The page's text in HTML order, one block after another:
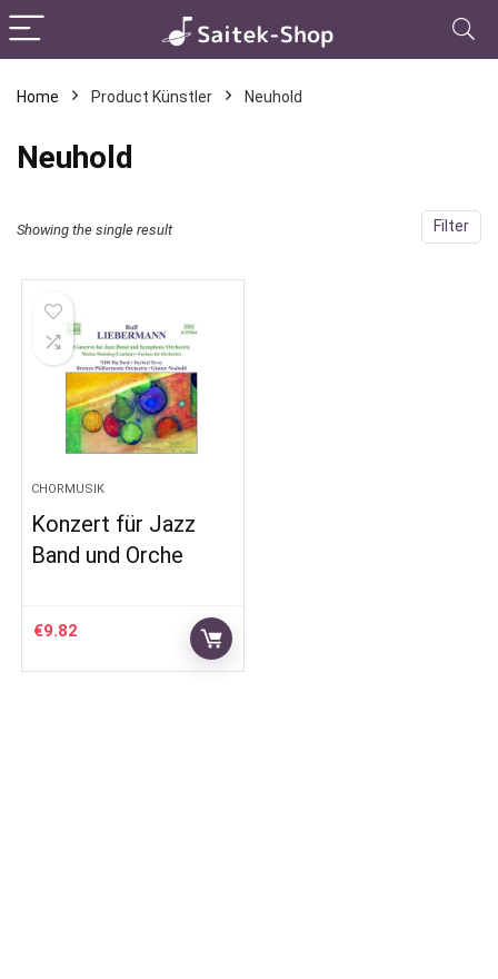
Home Product Künstler Neuhold
Neuhold
Filter
Showing the single result
CHORMUSIK
Konzert für Jazz
Band und Orche
€9.82